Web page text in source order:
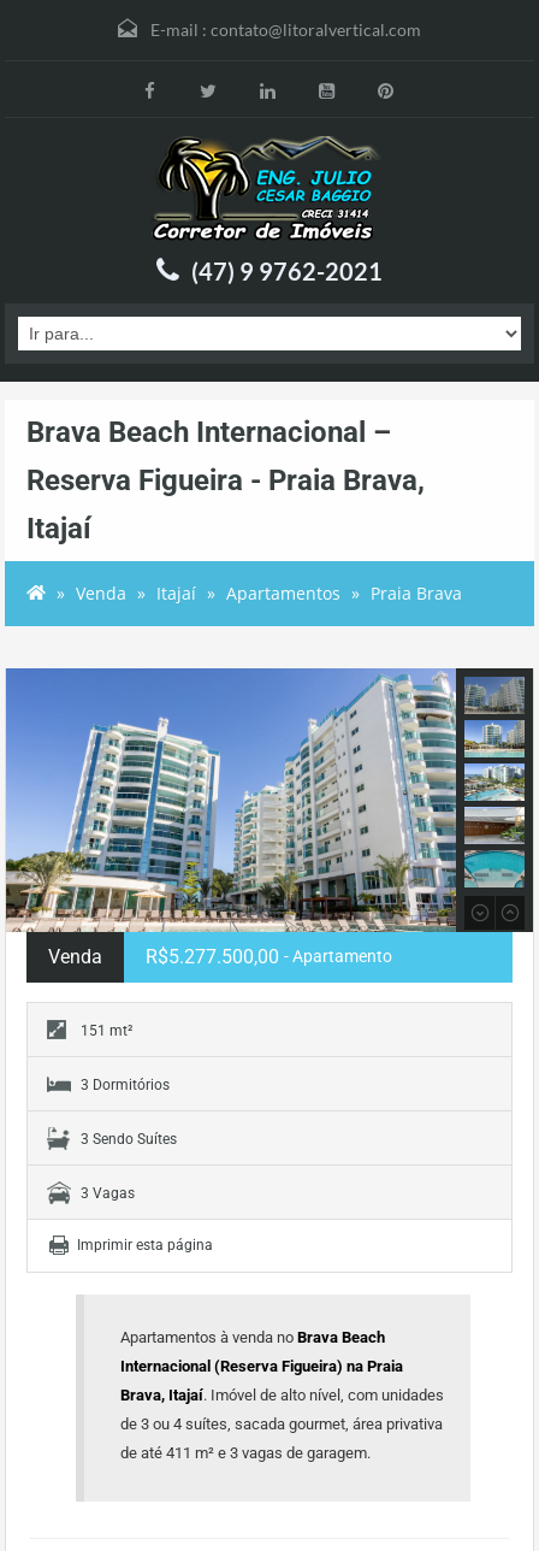
E-mail : contato@litoralvertical.com
(47) 9 9762-2021
Brava Beach Internacional –
Reserva Figueira - Praia Brava,
Itajaí
Venda Itajaí Apartamentos Praia Brava
Venda R$5.277.500,00 - Apartamento
151 mt²
3 Dormitórios
3 Sendo Suítes
3 Vagas
Imprimir esta página
Apartamentos à venda no Brava Beach
Internacional (Reserva Figueira) na Praia
Brava, Itajaí. Imóvel de alto nível, com unidades
de 3 ou 4 suítes, sacada gourmet, área privativa
de até 411 m² e 3 vagas de garagem.